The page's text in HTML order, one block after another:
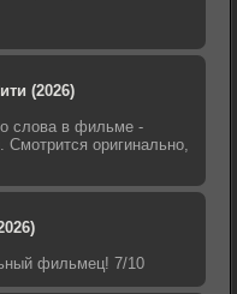
(2026)
слова в фильме -
Смотрится оригинально,
фильмец! 7/10